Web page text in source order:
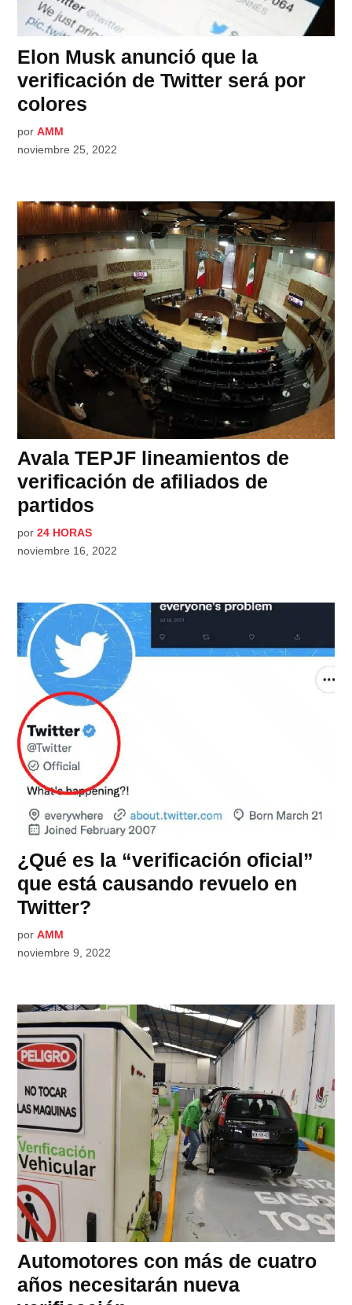
Elon Musk anunció que la
verificación de Twitter será por
colores
por AMM
noviembre 25, 2022
Avala TEPJF lineamientos de
verificación de afiliados de
partidos
por 24 HORAS
noviembre 16, 2022
¿Qué es la “verificación oficial”
que está causando revuelo en
Twitter?
por AMM
noviembre 9, 2022
Automotores con más de cuatro
años necesitarán nueva